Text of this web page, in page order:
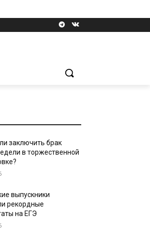
заключить брак
в торжественной
выпускники
рекордные
на ЕГЭ